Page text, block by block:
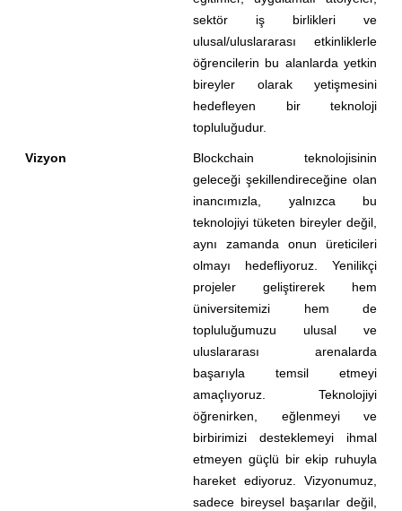
sektör iş birlikleri ve
ulusal/uluslararası etkinliklerle
öğrencilerin bu alanlarda yetkin
bireyler olarak yetişmesini
hedefleyen bir teknoloji
topluluğudur.
Vizyon
Blockchain teknolojisinin
geleceği şekillendireceğine olan
inancımızla, yalnızca bu
teknolojiyi tüketen bireyler değil,
aynı zamanda onun üreticileri
olmayı hedefliyoruz. Yenilikçi
projeler geliştirerek hem
üniversitemizi hem de
topluluğumuzu ulusal ve
uluslararası arenalarda
başarıyla temsil etmeyi
amaçlıyoruz. Teknolojiyi
öğrenirken, eğlenmeyi ve
birbirimizi desteklemeyi ihmal
etmeyen güçlü bir ekip ruhuyla
hareket ediyoruz. Vizyonumuz,
sadece bireysel başarılar değil,